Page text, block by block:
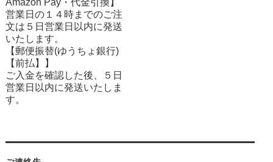
営業日の１４時までのご注
文は５日営業日以内に発送
いたします。
【郵便振替(ゆうちょ銀行)
【前払】】
ご入金を確認した後、５日
営業日以内に発送いたしま
す。